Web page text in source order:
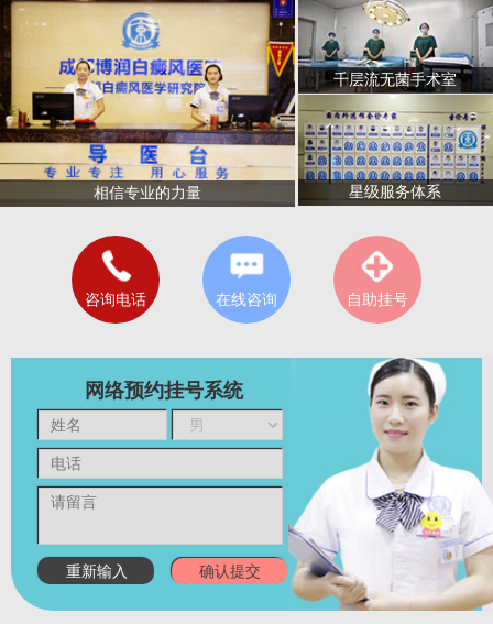
相信专业的力量
千层流无菌手术室
星级服务体系
咨询电话 在线咨询 自助挂号
网络预约挂号系统